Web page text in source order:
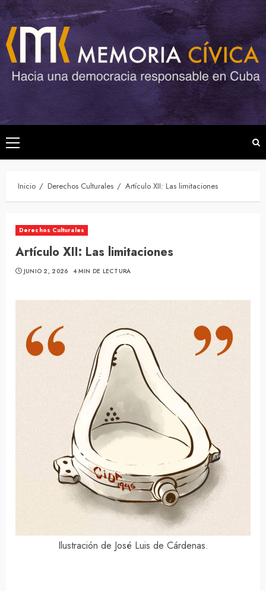
Saltar
al
contenido
Menú
principal
Inicio Derechos Culturales Artículo XII: Las limitaciones
Derechos Culturales
Artículo XII: Las limitaciones
JUNIO 2, 2026 4 MIN DE LECTURA
Ilustración de José Luis de Cárdenas.